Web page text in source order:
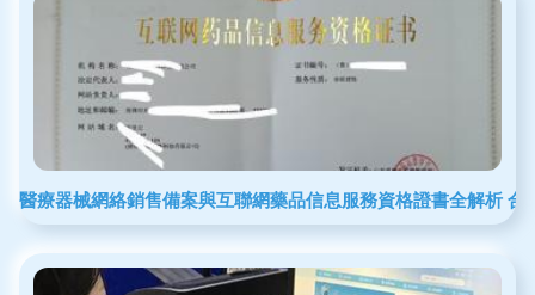
醫療器械網絡銷售備案與互聯網藥品信息服務資格證書全解析 合